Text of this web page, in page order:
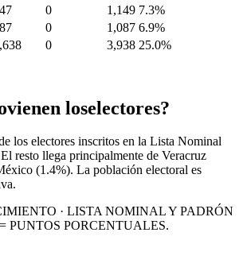
0 1,149 7.3%
0 1,087 6.9%
0 3,938 25.0%
loselectores?
los electores inscritos en la Lista Nominal
resto llega principalmente de Veracruz
(1.4%). La población electoral es
· LISTA NOMINAL Y PADRÓN
PUNTOS PORCENTUALES.